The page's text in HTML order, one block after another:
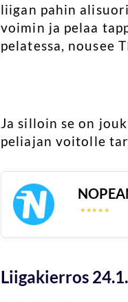
liigan pahin
voimin ja pelaa
pelatessa, nousee
Ja silloin se on
peliajan voitolle
☆ ☆ ☆ ☆ ☆
☆ ☆ ☆ ☆ ☆
Liigakierros